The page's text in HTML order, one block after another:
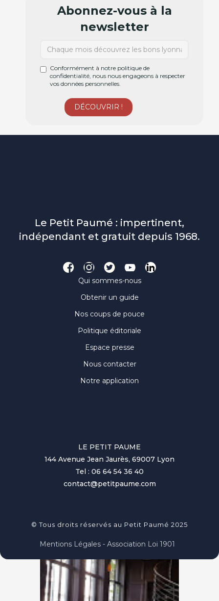
Abonnez-vous à la
newsletter
Conformément à notre politique de
confidentialité, nous nous engageons à respecter
vos données personnelles.
Le Petit Paumé : impertinent,
indépendant et gratuit depuis 1968.
Qui sommes-nous
Obtenir un guide
Nos coups de pouce
Politique éditoriale
Espace presse
Nous contacter
Notre application
LE PETIT PAUME
144 Avenue Jean Jaurès, 69007 Lyon
Tel : 06 64 54 36 40
contact@petitpaume.com
© Tous droits réservés au Petit Paumé 2025
Mentions Légales - Association Loi 1901